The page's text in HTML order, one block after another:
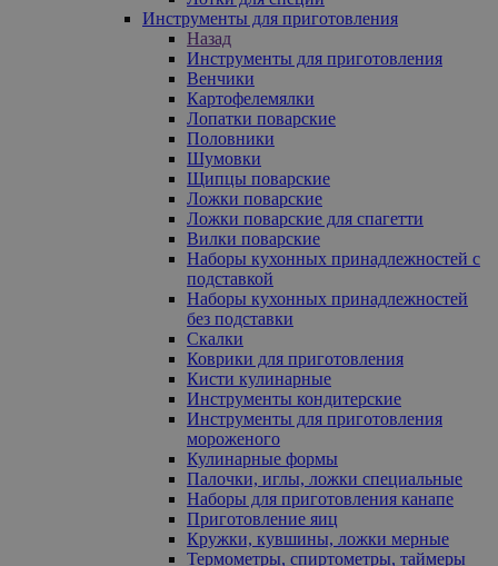
Инструменты для приготовления
Назад
Инструменты для приготовления
Венчики
Картофелемялки
Лопатки поварские
Половники
Шумовки
Щипцы поварские
Ложки поварские
Ложки поварские для спагетти
Вилки поварские
Наборы кухонных принадлежностей с
подставкой
Наборы кухонных принадлежностей
без подставки
Скалки
Коврики для приготовления
Кисти кулинарные
Инструменты кондитерские
Инструменты для приготовления
мороженого
Кулинарные формы
Палочки, иглы, ложки специальные
Наборы для приготовления канапе
Приготовление яиц
Кружки, кувшины, ложки мерные
Термометры, спиртометры, таймеры